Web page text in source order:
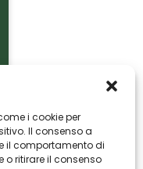
i cookie per
Il consenso a
il comportamento di
o ritirare il consenso